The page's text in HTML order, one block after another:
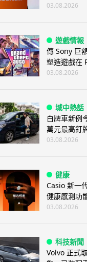
03.08.2026
遊戲情報
傳 Sony 巨
塑造遊戲在
03.08.2026
城中熱話
白牌車新例
萬元最高釘
03.08.2026
健康
Casio 新一
健康感測功
03.08.2026
科技新聞
Volvo 正式